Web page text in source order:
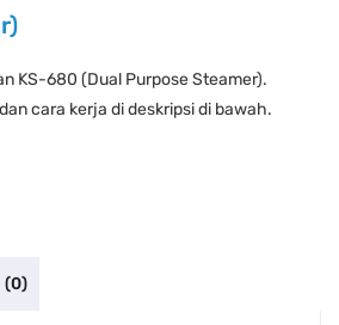
KS-680 (Dual Purpose Steamer).
cara kerja di deskripsi di bawah.
(0)